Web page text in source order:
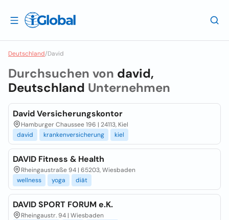
Deutschland/David
Durchsuchen von david,
Deutschland Unternehmen
David Versicherungskontor
Hamburger Chaussee 196 | 24113, Kiel
david
krankenversicherung kiel
DAVID Fitness & Health
Rheingaustraße 94 | 65203, Wiesbaden
wellness
yoga diät
DAVID SPORT FORUM e.K.
Rheingaustr. 94 | Wiesbaden